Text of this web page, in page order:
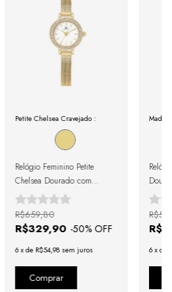
Petite Chelsea Cravejado :
Relógio Feminino Petite
Chelsea Dourado com
Cristais Cravejados 19mm
R$329,90 -50% OFF
R$659,80
6 xde R$54,98 sem juros 6 x de